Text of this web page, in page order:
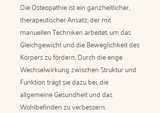
Die Osteopathie ist ein ganzheitlicher,
therapeutischer Ansatz, der mit
manuellen Techniken arbeitet, um das
Gleichgewicht und die Beweglichkeit des
Körpers zu fördern. Durch die enge
Wechselwirkung zwischen Struktur und
Funktion trägt sie dazu bei, die
allgemeine Gesundheit und das
Wohlbefinden zu verbessern.